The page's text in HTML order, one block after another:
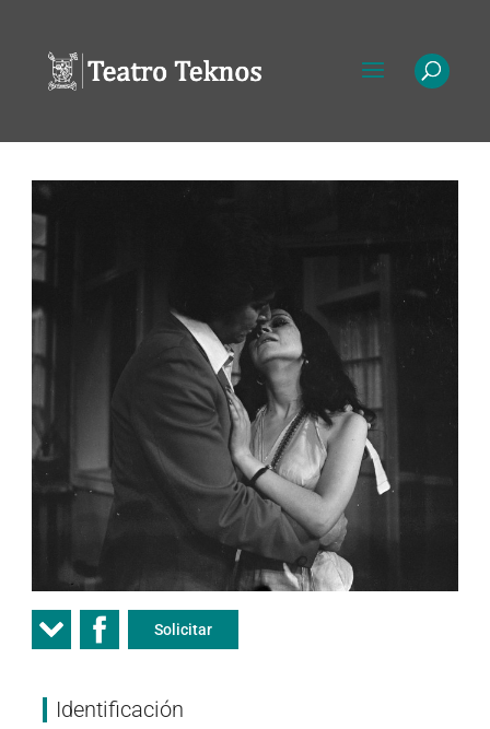
Solicitar
Identificación